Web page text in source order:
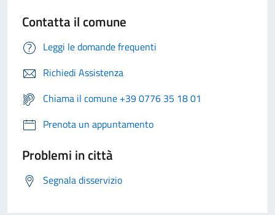
Contatta il comune
Leggi le domande frequenti
Richiedi Assistenza
Chiama il comune +39 0776 35 18 01
Prenota un appuntamento
Problemi in città
Segnala disservizio